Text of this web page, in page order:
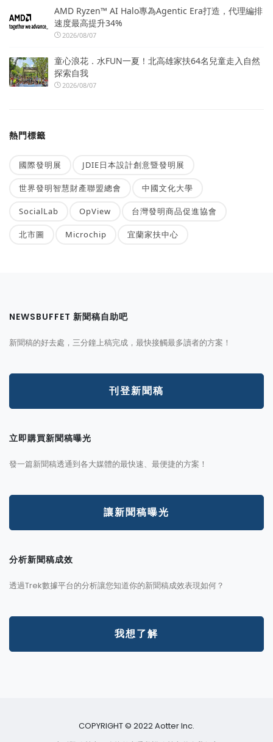
AMD Ryzen™ AI Halo專為Agentic Era打造，代理編排
速度最高提升34%
2026/08/07
童心浪花．水FUN一夏！北高雄家扶64名兒童走入自然
探索自我
2026/08/07
熱門標籤
國際發明展 JDIE日本設計創意暨發明展
世界發明智慧財產聯盟總會 中國文化大學
SocialLab OpView 台灣發明商品促進協會
北市圖 Microchip 宜蘭家扶中心
NEWSBUFFET 新聞稿自助吧
新聞稿的好去處，三分鐘上稿完成，最快接觸最多讀者的方案！
刊登新聞稿
立即購買新聞稿曝光
發一篇新聞稿透通到各大媒體的最快速、最便捷的方案！
讓新聞稿曝光
分析新聞稿成效
透過Trek數據平台的分析讓您知道你的新聞稿成效表現如何？
我想了解
COPYRIGHT © 2022 Aotter Inc.